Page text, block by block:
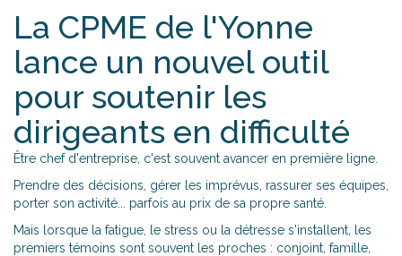
La CPME de l'Yonne
lance un nouvel outil
pour soutenir les
dirigeants en difficulté
Être chef d'entreprise, c'est souvent avancer en première ligne.
Prendre des décisions, gérer les imprévus, rassurer ses équipes,
porter son activité... parfois au prix de sa propre santé.
Mais lorsque la fatigue, le stress ou la détresse s'installent, les
premiers témoins sont souvent les proches : conjoint, famille,